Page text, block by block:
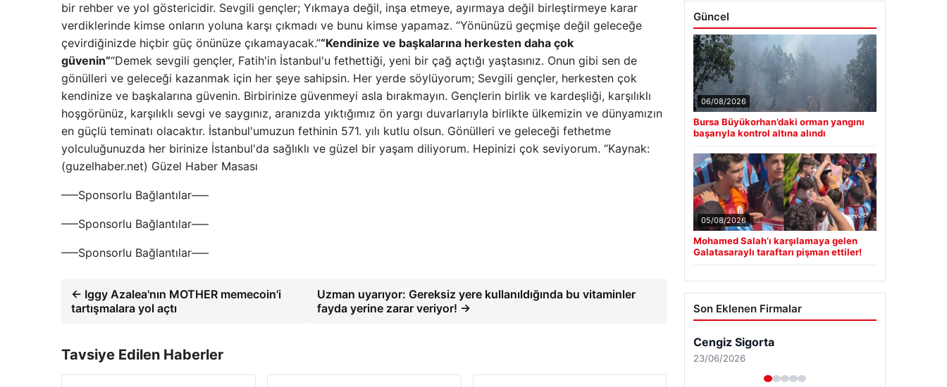
bir rehber ve yol göstericidir. Sevgili gençler; Yıkmaya değil, inşa etmeye, ayırmaya değil birleştirmeye karar
verdiklerinde kimse onların yoluna karşı çıkmadı ve bunu kimse yapamaz. “Yönünüzü geçmişe değil geleceğe
çevirdiğinizde hiçbir güç önünüze çıkamayacak.”“Kendinize ve başkalarına herkesten daha çok
güvenin”“Demek sevgili gençler, Fatih'in İstanbul'u fethettiği, yeni bir çağ açtığı yaştasınız. Onun gibi sen de
gönülleri ve geleceği kazanmak için her şeye sahipsin. Her yerde söylüyorum; Sevgili gençler, herkesten çok
kendinize ve başkalarına güvenin. Birbirinize güvenmeyi asla bırakmayın. Gençlerin birlik ve kardeşliği, karşılıklı
hoşgörünüz, karşılıklı sevgi ve saygınız, aranızda yıktığımız ön yargı duvarlarıyla birlikte ülkemizin ve dünyamızın
en güçlü teminatı olacaktır. İstanbul'umuzun fethinin 571. yılı kutlu olsun. Gönülleri ve geleceği fethetme
yolculuğunuzda her birinize İstanbul'da sağlıklı ve güzel bir yaşam diliyorum. Hepinizi çok seviyorum. “Kaynak:
(guzelhaber.net) Güzel Haber Masası
—–Sponsorlu Bağlantılar—–
—–Sponsorlu Bağlantılar—–
—–Sponsorlu Bağlantılar—–
← Iggy Azalea'nın MOTHER memecoin'i
tartışmalara yol açtı
Uzman uyarıyor: Gereksiz yere kullanıldığında bu vitaminler
fayda yerine zarar veriyor! →
Tavsiye Edilen Haberler
Güncel
06/08/2026
Bursa Büyükorhan’daki orman yangını
başarıyla kontrol altına alındı
05/08/2026
Mohamed Salah’ı karşılamaya gelen
Galatasaraylı taraftarı pişman ettiler!
Son Eklenen Firmalar
Cengiz Sigorta
23/06/2026